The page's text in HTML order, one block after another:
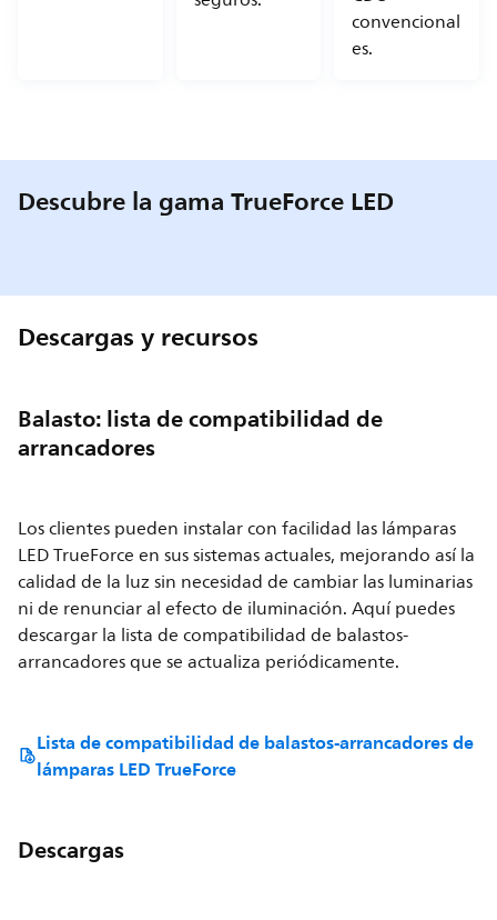
convencional
es.
Descubre la gama TrueForce LED
Descargas y recursos
Balasto: lista de compatibilidad de
arrancadores
Los clientes pueden instalar con facilidad las lámparas
LED TrueForce en sus sistemas actuales, mejorando así la
calidad de la luz sin necesidad de cambiar las luminarias
ni de renunciar al efecto de iluminación. Aquí puedes
descargar la lista de compatibilidad de balastos-
arrancadores que se actualiza periódicamente.
Lista de compatibilidad de balastos-arrancadores de
lámparas LED TrueForce
Descargas